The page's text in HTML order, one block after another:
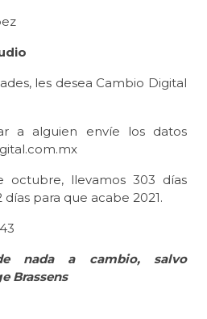
les desea Cambio Digital
a alguien envíe los datos
octubre, llevamos 303 días
para que acabe 2021.
nada a cambio, salvo
Brassens